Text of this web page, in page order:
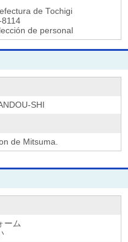
de Tochigi
de personal
SHI
de Mitsuma.
ーム